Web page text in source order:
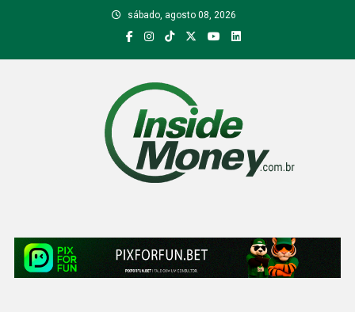
sábado, agosto 08, 2026
Inside Money